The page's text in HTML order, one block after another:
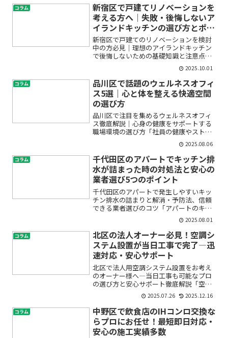
コラム
新宿区で戸建てリノベーションを
考える方へ｜失敗・後悔しないア
イランドキッチンの選び方とポイ
ント
新宿区で戸建てのリノベーションを検討
中の方必見｜理想のアイランドキッチン
で後悔しないための基礎知識と注意点
「戸建てをリノベーションして、開放感
のあるアイランドキッチンにしたい。で
も本当にうまくいくのか、後悔したらど
うしよう…」こうした不安や...
2025.10.01
コラム
品川区で話題のウェルネスオフィ
ス5選｜心と体を整える快適空間
の選び方
品川区で注目を集めるウェルネスオフィ
ス徹底解説｜心身の健康をサポートする
職場環境の選び方「社員の健康やストレ
ス管理がうまくできていない」「働きや
すいオフィス環境を整えたいけど、何か
ら始めれば良いか分からない」——最
近、こういった声が増えてい...
2025.08.06
コラム
千代田区のアパートでキッチン排
水が詰まった時の対処法と安心の
業者選び5つのポイント
千代田区のアパートで発生しやすいキッ
チン排水の詰まりと解消・予防法、信頼
できる業者選びのコツ「アパートのキッ
チン排水が急につまってしまった」「水
が逆流してシンクが使えない」「どこに
相談すればいいかわからない」——千代
田区にお住まいの方で、こ...
2025.08.01
コラム
北区の法人オーナー必見！空調シ
ステム設置が当日工事で完了―迅
速対応・安心サポート
北区で法人用空調システム設置をお考え
のオーナー様へ―当日工事も可能なプロ
の選び方と安心サポート徹底解説「空調
が突然止まってしまった…」「オフィス
や店舗の暑さ・寒さ対策を急ぎたい」
「業務に支障をきたさぬよう、できるだ
け早く空調工事を終えたい」...
2025.07.26 2025.12.16
コラム
中野区で飲食店のIHコンロ交換な
らプロにお任せ！最短即日対応・
安心の施工実績多数